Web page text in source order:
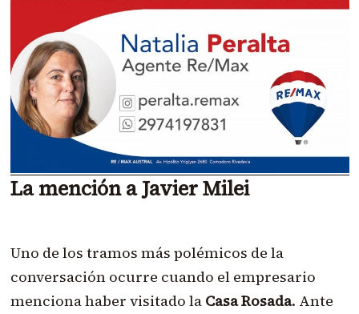
La mención a Javier Milei
Uno de los tramos más polémicos de la
conversación ocurre cuando el empresario
menciona haber visitado la Casa Rosada. Ante